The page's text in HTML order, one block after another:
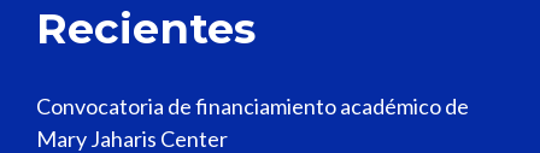
Recientes
Convocatoria de financiamiento académico de
Mary Jaharis Center